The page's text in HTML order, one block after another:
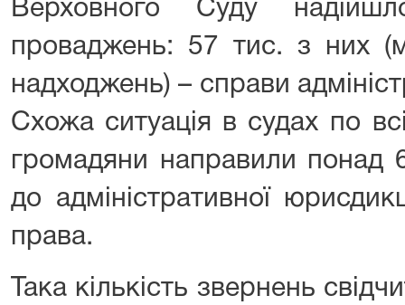
Верховного Суду
проваджень: 57 тис. з них
надходжень) – справи
Схожа ситуація в судах по
громадяни направили понад
до адміністративної
права.
Така кількість звернень